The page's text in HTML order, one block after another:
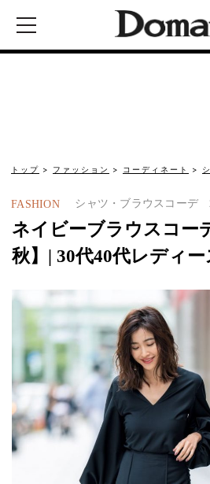
トップ ファッション コーディネート
FASHION シャツ・ブラウスコーデ
ネイビーブラウスコー
秋】| 30代40代レディ